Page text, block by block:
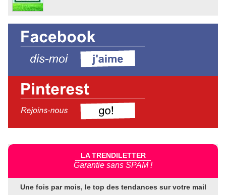
LA TRENDILETTER
Garantie sans SPAM !
Une fois par mois, le top des tendances sur votre mail